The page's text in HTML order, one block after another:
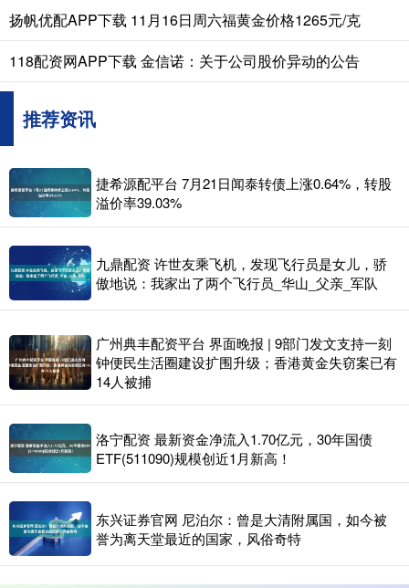
扬帆优配APP下载 11月16日周六福黄金价格1265元/克
118配资网APP下载 金信诺：关于公司股价异动的公告
推荐资讯
捷希源配平台 7月21日闻泰转债上涨0.64%，转股
溢价率39.03%
九鼎配资 许世友乘飞机，发现飞行员是女儿，骄
傲地说：我家出了两个飞行员_华山_父亲_军队
广州典丰配资平台 界面晚报 | 9部门发文支持一刻
钟便民生活圈建设扩围升级；香港黄金失窃案已有
14人被捕
洛宁配资 最新资金净流入1.70亿元，30年国债
ETF(511090)规模创近1月新高！
东兴证券官网 尼泊尔：曾是大清附属国，如今被
誉为离天堂最近的国家，风俗奇特